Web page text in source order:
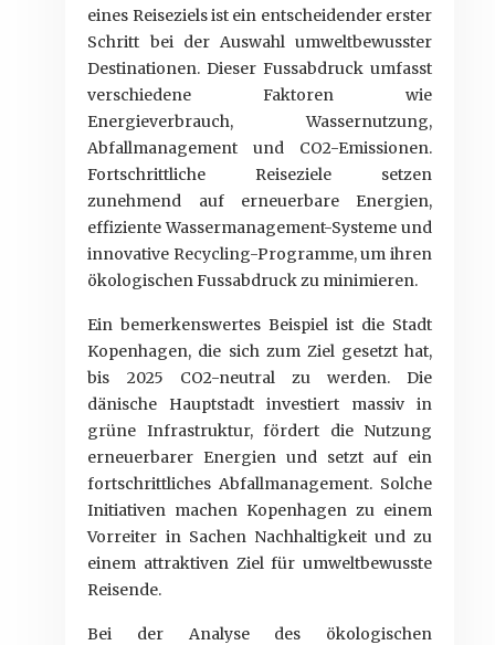
eines Reiseziels ist ein entscheidender erster
Schritt bei der Auswahl umweltbewusster
Destinationen. Dieser Fussabdruck umfasst
verschiedene Faktoren wie
Energieverbrauch, Wassernutzung,
Abfallmanagement und CO2-Emissionen.
Fortschrittliche Reiseziele setzen
zunehmend auf erneuerbare Energien,
effiziente Wassermanagement-Systeme und
innovative Recycling-Programme, um ihren
ökologischen Fussabdruck zu minimieren.
Ein bemerkenswertes Beispiel ist die Stadt
Kopenhagen, die sich zum Ziel gesetzt hat,
bis 2025 CO2-neutral zu werden. Die
dänische Hauptstadt investiert massiv in
grüne Infrastruktur, fördert die Nutzung
erneuerbarer Energien und setzt auf ein
fortschrittliches Abfallmanagement. Solche
Initiativen machen Kopenhagen zu einem
Vorreiter in Sachen Nachhaltigkeit und zu
einem attraktiven Ziel für umweltbewusste
Reisende.
Bei der Analyse des ökologischen